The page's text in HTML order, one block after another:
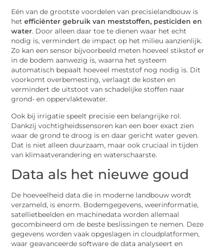
Eén van de grootste voordelen van precisielandbouw is
hetefficiënter gebruik van meststoffen, pesticiden en
water. Door alleen daar toe te dienen waar het echt
nodig is, vermindert de impact op het milieu aanzienlijk.
Zo kan een sensor bijvoorbeeld meten hoeveel stikstof er
in de bodem aanwezig is, waarna het systeem
automatisch bepaalt hoeveel meststof nog nodig is. Dit
voorkomt overbemesting, verlaagt de kosten en
vermindert de uitstoot van schadelijke stoffen naar
grond- en oppervlaktewater.
Ook bij irrigatie speelt precisie een belangrijke rol.
Dankzij vochtigheidssensoren kan een boer exact zien
waar de grond te droog is en daar gericht water geven.
Dat is niet alleen duurzaam, maar ook cruciaal in tijden
van klimaatverandering en waterschaarste.
Data als het nieuwe goud
De hoeveelheid data die in moderne landbouw wordt
verzameld, is enorm. Bodemgegevens, weerinformatie,
satellietbeelden en machinedata worden allemaal
gecombineerd om de beste beslissingen te nemen. Deze
gegevens worden vaak opgeslagen in cloudplatformen,
waar geavanceerde software de data analyseert en